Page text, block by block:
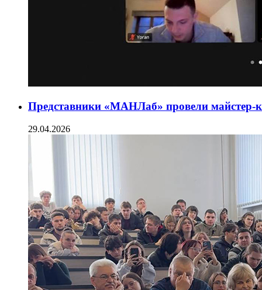
Представники «МАНЛаб» провели майстер-
29.04.2026